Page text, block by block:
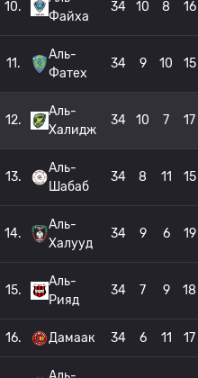
10.
Файха
34 10 8 16
11.
Аль-
Фатех
34 9 10 15
12.
Аль-
Халидж
34 10 7 17
13.
Аль-
Шабаб
34 8 11 15
14.
Аль-
Халууд
34 9 6 19
15.
Аль-
Рияд
34 7 9 18
16. Дамаак 34 6 11 17